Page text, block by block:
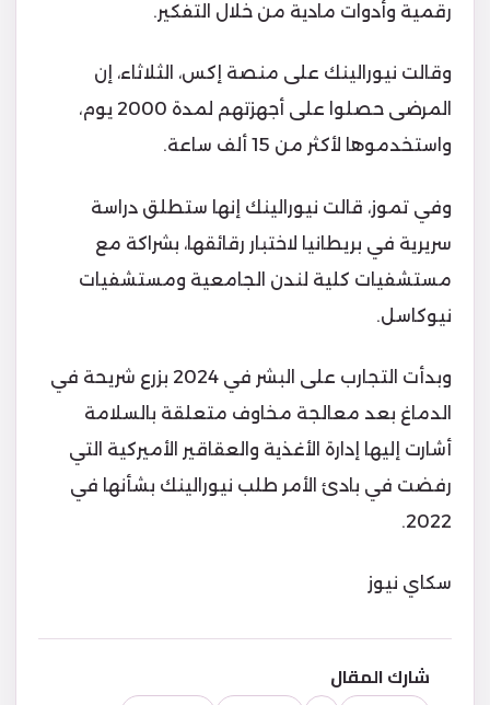
رقمية وأدوات مادية من خلال التفكير.
وقالت نيورالينك على منصة إكس، الثلاثاء، إن
المرضى حصلوا على أجهزتهم لمدة 2000 يوم،
واستخدموها لأكثر من 15 ألف ساعة.
وفي تموز، قالت نيورالينك إنها ستطلق دراسة
سريرية في بريطانيا لاختبار رقائقها، بشراكة مع
مستشفيات كلية لندن الجامعية ومستشفيات
نيوكاسل.
وبدأت التجارب على البشر في 2024 بزرع شريحة في
الدماغ بعد معالجة مخاوف متعلقة بالسلامة
أشارت إليها إدارة الأغذية والعقاقير الأميركية التي
رفضت في بادئ الأمر طلب نيورالينك بشأنها في
2022.
سكاي نيوز
شارك المقال